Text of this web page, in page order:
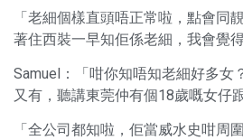
「老細個樣直頭唔正常啦，點會同
著住西裝一早知佢係老細，我會覺
Samuel：「咁你知唔知老細好多女
又有，聽講東莞仲有個18歲嘅女仔
「全公司都知啦，佢當威水史咁周